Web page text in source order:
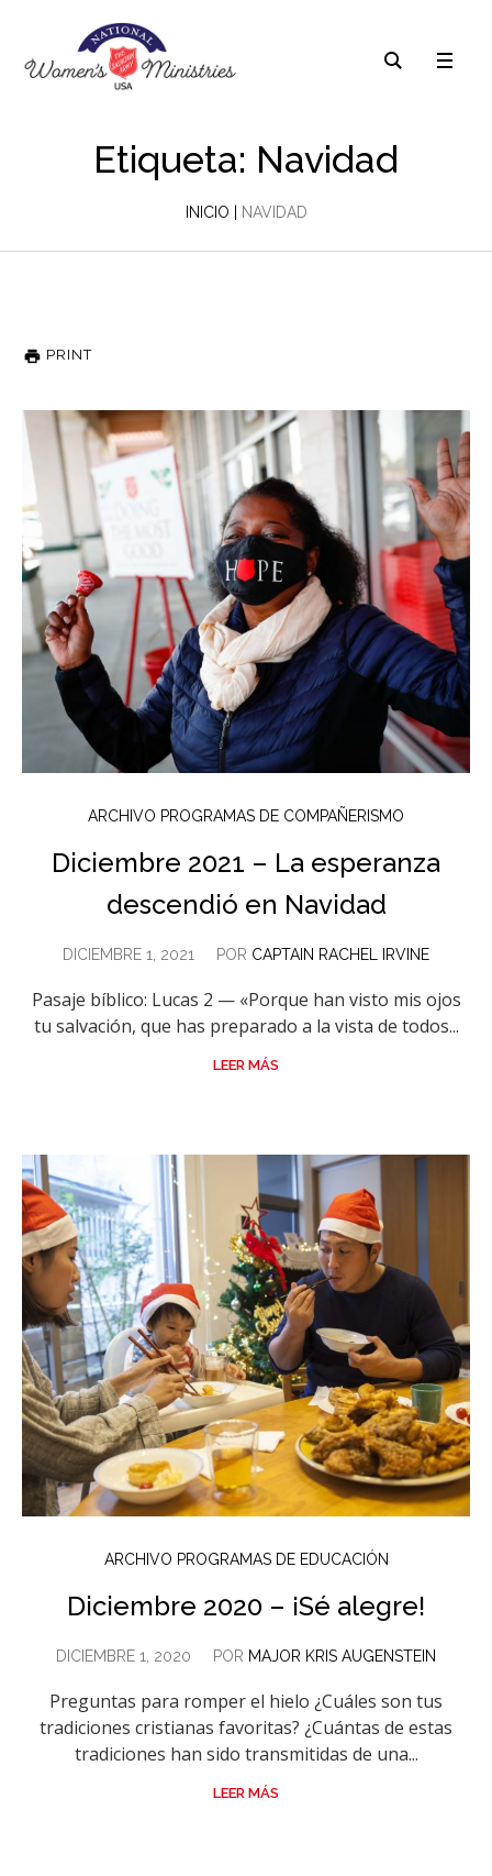
Etiqueta: Navidad
INICIO | NAVIDAD
PRINT
ARCHIVO PROGRAMAS DE COMPAÑERISMO
Diciembre 2021 – La esperanza
descendió en Navidad
DICIEMBRE 1, 2021 POR CAPTAIN RACHEL IRVINE
Pasaje bíblico: Lucas 2 — «Porque han visto mis ojos
tu salvación, que has preparado a la vista de todos...
LEER MÁS
ARCHIVO PROGRAMAS DE EDUCACIÓN
Diciembre 2020 – ¡Sé alegre!
DICIEMBRE 1, 2020 POR MAJOR KRIS AUGENSTEIN
Preguntas para romper el hielo ¿Cuáles son tus
tradiciones cristianas favoritas? ¿Cuántas de estas
tradiciones han sido transmitidas de una...
LEER MÁS